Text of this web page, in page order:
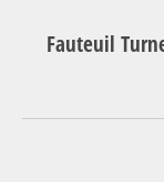
Fauteuil